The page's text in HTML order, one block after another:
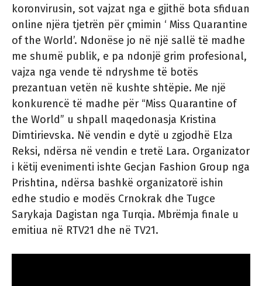
koronvirusin, sot vajzat nga e gjithë bota sfiduan
online njëra tjetrën për çmimin ‘ Miss Quarantine
of the World’. Ndonëse jo në një sallë të madhe
me shumë publik, e pa ndonjë grim profesional,
vajza nga vende të ndryshme të botës
prezantuan vetën në kushte shtëpie. Me një
konkurencë të madhe për “Miss Quarantine of
the World” u shpall maqedonasja Kristina
Dimtirievska. Në vendin e dytë u zgjodhë Elza
Reksi, ndërsa në vendin e tretë Lara. Organizator
i këtij evenimenti ishte Gecjan Fashion Group nga
Prishtina, ndërsa bashkë organizatorë ishin
edhe studio e modës Crnokrak dhe Tugce
Sarykaja Dagistan nga Turqia. Mbrëmja finale u
emitiua në RTV21 dhe në TV21.